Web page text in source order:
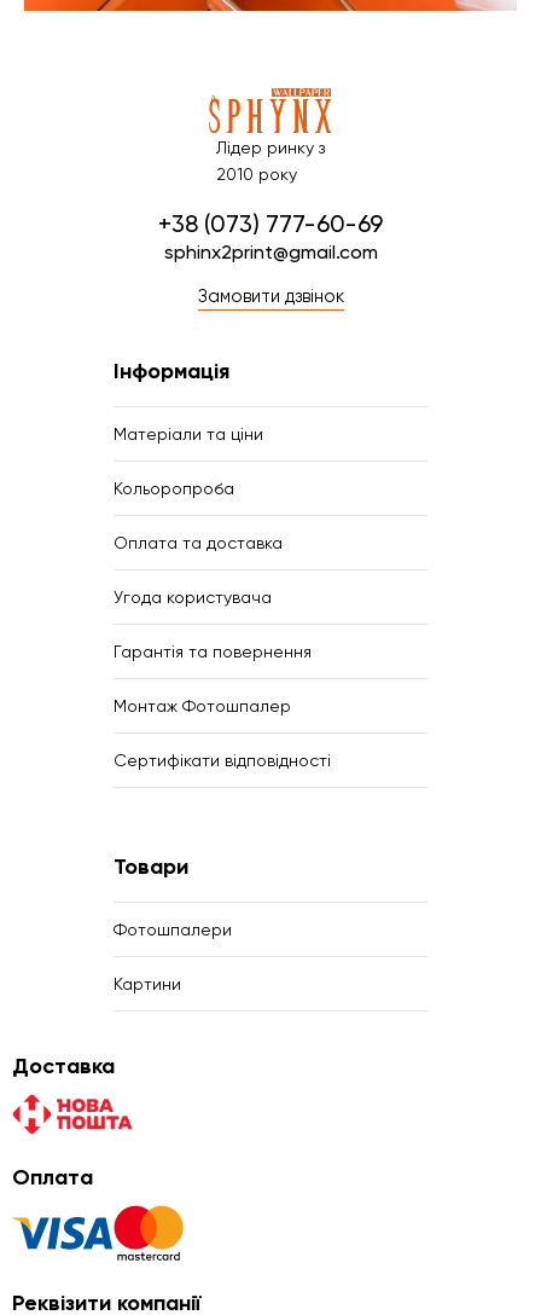
Лідер ринку з
2010 року
+38 (073) 777-60-69
sphinx2print@gmail.com
Замовити дзвінок
Інформація
Матеріали та ціни
Кольоропроба
Оплата та доставка
Угода користувача
Гарантія та повернення
Монтаж Фотошпалер
Сертифікати відповідності
Товари
Фотошпалери
Картини
Доставка
Оплата
Реквізити компанії